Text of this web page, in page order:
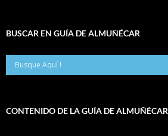
BUSCAR EN GUÍA DE ALMUÑÉCAR
CONTENIDO DE LA GUÍA DE ALMUÑÉCAR